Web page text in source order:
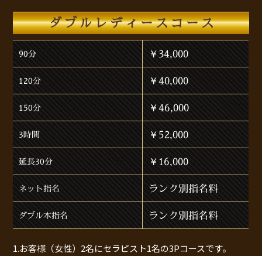
ダブルレディースコース
90分 ￥34,000
120分 ￥40,000
150分 ￥46,000
3時間 ￥52,000
延長30分 ￥16,000
ネット指名 ランク別指名料
ダブル本指名 ランク別指名料
1.お客様（女性）2名にセラピスト1名の3Pコースです。